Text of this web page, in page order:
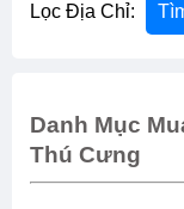
Lọc Địa Chỉ:
Danh Mục
Thú Cưng